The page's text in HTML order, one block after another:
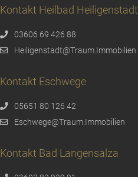
Kontakt Heilbad Heiligenstadt
03606 69 426 88
Heiligenstadt@Traum.Immobilien
Kontakt Eschwege
05651 80 126 42
Eschwege@Traum.Immobilien
Kontakt Bad Langensalza